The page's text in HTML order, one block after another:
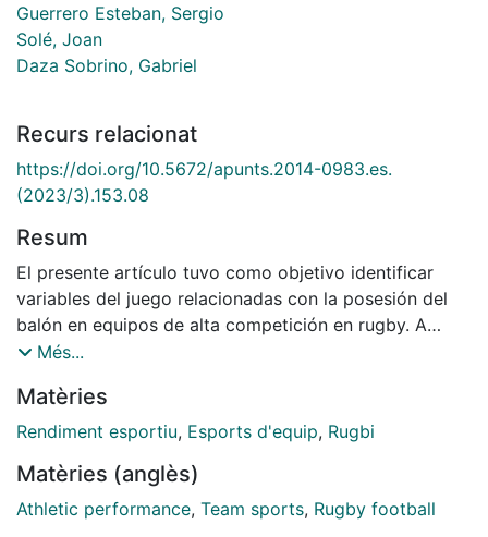
Guerrero Esteban, Sergio
Solé, Joan
Daza Sobrino, Gabriel
Recurs relacionat
https://doi.org/10.5672/apunts.2014-0983.es.
(2023/3).153.08
Resum
El presente artículo tuvo como objetivo identificar
variables del juego relacionadas con la posesión del
balón en equipos de alta competición en rugby. A
través de una revisión sistemática, se examinó la
2001 y 2021 que analizaran la posesión de balón en el
contexto del rugby, en ligas profesionales, que
juego. Se realizó una búsqueda en bases de datos
especializadas: PubMed, Scopus, SportDiscus y Web
Més...
Matèries
Rendiment esportiu, Esports d'equip, Rugbi
Matèries (anglès)
Athletic performance, Team sports, Rugby football